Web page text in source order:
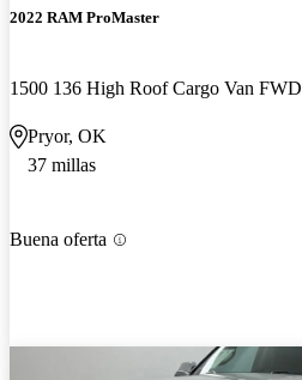
2022 RAM ProMaster
1500 136 High Roof Cargo Van FWD
Pryor, OK
37 millas
Buena oferta